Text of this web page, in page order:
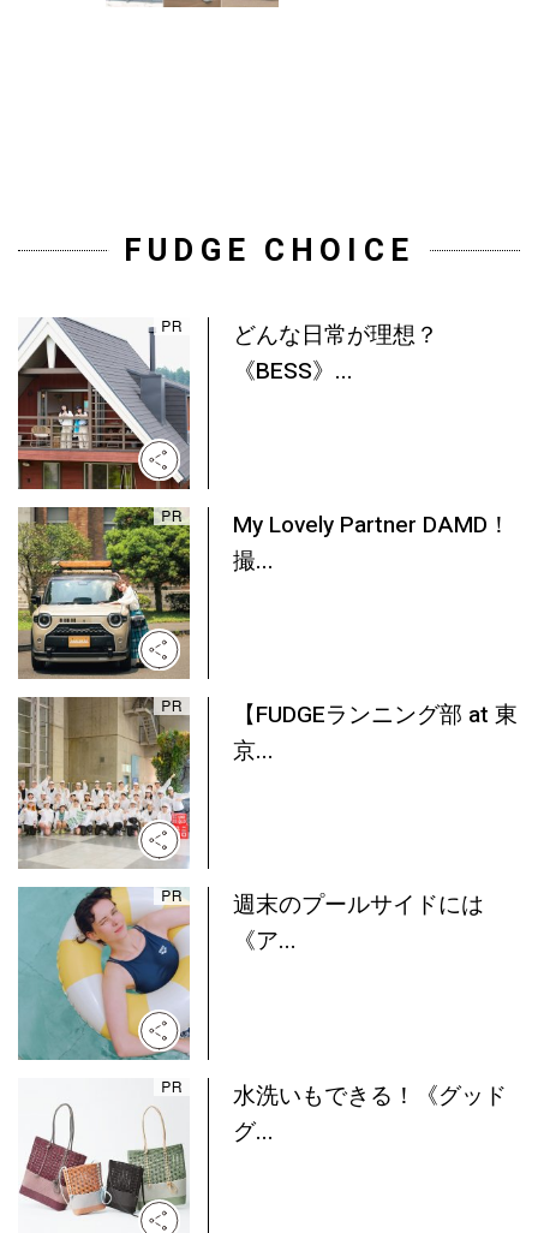
FUDGE CHOICE
どんな日常が理想？
《BESS》...
My Lovely Partner DAMD！
撮...
【FUDGEランニング部 at 東
京...
週末のプールサイドには
《ア...
水洗いもできる！《グッド
グ...